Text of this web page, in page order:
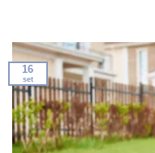
16
set